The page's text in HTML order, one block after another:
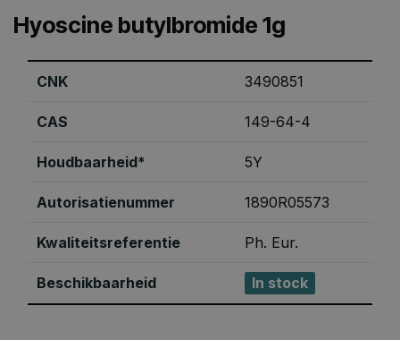
Hyoscine butylbromide 1g
CNK 3490851
CAS 149-64-4
Houdbaarheid* 5Y
Autorisatienummer 1890R05573
Kwaliteitsreferentie Ph. Eur.
Beschikbaarheid In stock